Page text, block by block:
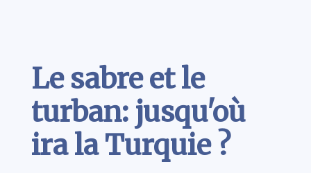
Le sabre et le
turban: jusqu'où
ira la Turquie ?